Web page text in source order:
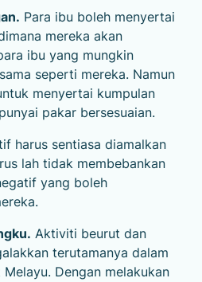
Para ibu boleh menyertai
mereka akan
ibu yang mungkin
seperti mereka. Namun
menyertai kumpulan
pakar bersesuaian.
harus sentiasa diamalkan
lah tidak membebankan
yang boleh
Aktiviti beurut dan
terutamanya dalam
Dengan melakukan